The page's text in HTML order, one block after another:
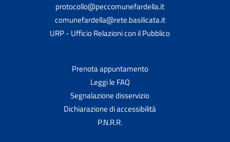
protocollo@peccomunefardella.it
comunefardella@rete.basilicata.it
URP - Ufficio Relazioni con il Pubblico
Prenota appuntamento
Leggi le FAQ
Segnalazione disservizio
Dichiarazione di accessibilità
P.N.R.R.